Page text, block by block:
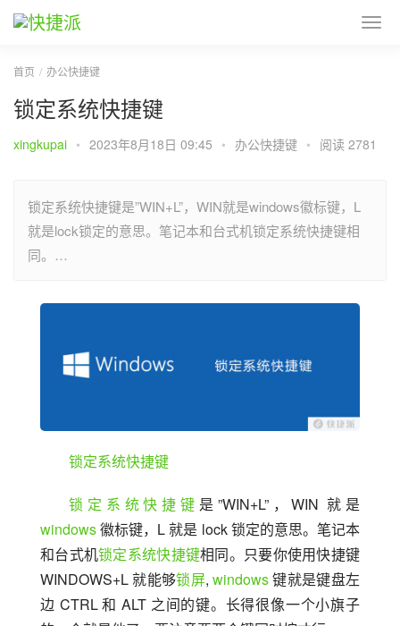
首页 办公快捷键
锁定系统快捷键
xingkupai • 2023年8月18日 09:45 • 办公快捷键 • 阅读 2781
锁定系统快捷键是”WIN+L”，WIN就是windows徽标键，L
就是lock锁定的意思。笔记本和台式机锁定系统快捷键相
同。…
锁定系统快捷键
锁定系统快捷键
windows 徽标键，L 就是 lock 锁定的意思。笔记本
和台式机锁定系统快捷键相同。只要你使用快捷键
WINDOWS+L 就能够锁屏, windows 键就是键盘左
边 CTRL 和 ALT 之间的键。长得很像一个小旗子